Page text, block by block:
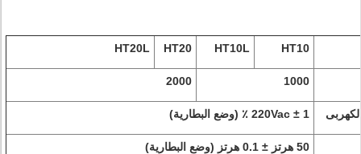
HT10
HT10L
HT20
HT20L
1000
2000
220Vac ± 1 ٪ (وضع البطارية)
50 هرتز ± 0.1 هرتز (وضع البطارية)